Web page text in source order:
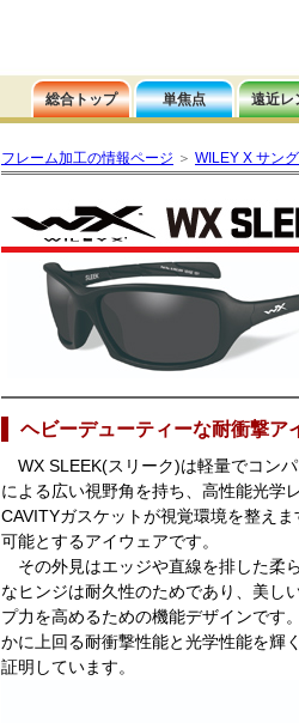
フレーム加工の情報ページ ＞ WILEY X サン
ヘビーデューティーな耐衝撃ア
WX SLEEK(スリーク)は軽量でコン
による広い視野角を持ち、高性能光学
CAVITYガスケットが視覚環境を整え
可能とするアイウェアです。
その外見はエッジや直線を排した柔
なヒンジは耐久性のためであり、美し
プ力を高めるための機能デザインです
かに上回る耐衝撃性能と光学性能を輝
証明しています。